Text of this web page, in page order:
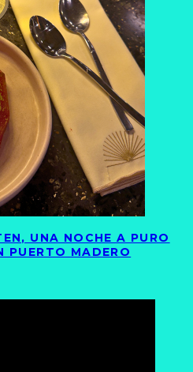
UNA NOCHE A PURO
PUERTO MADERO